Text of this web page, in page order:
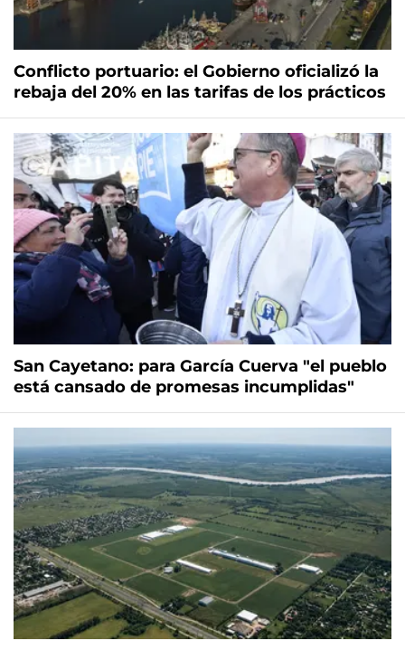
Conflicto portuario: el Gobierno oficializó la
rebaja del 20% en las tarifas de los prácticos
San Cayetano: para García Cuerva "el pueblo
está cansado de promesas incumplidas"